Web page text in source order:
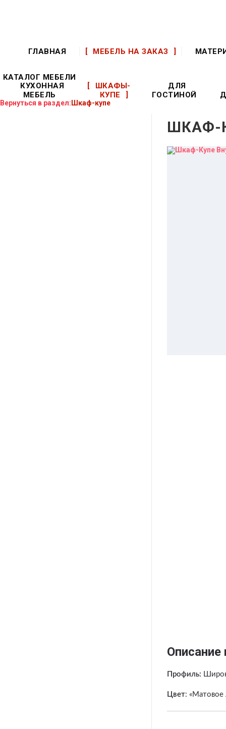
ГЛАВНАЯ МЕБЕЛЬ НА ЗАКАЗ
КАТАЛОГ МЕБЕЛИ
КУХОННАЯ
МЕБЕЛЬ
ШКАФЫ-
КУПЕ
ДЛЯ
ГОСТИНОЙ
Вернуться в раздел: Шкаф-купе
ШКАФ-
Описание
Профиль:
Цвет: «Матовое